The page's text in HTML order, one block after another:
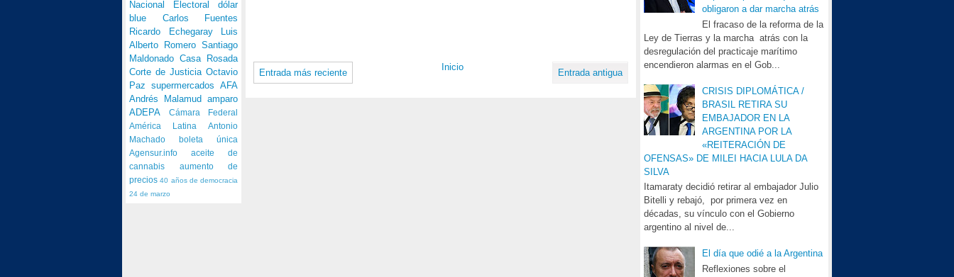
obligaron a dar marcha atrás
El fracaso de la reforma de la
Ley de Tierras y la marcha atrás con la
desregulación del practicaje marítimo
encendieron alarmas en el Gob...
CRISIS DIPLOMÁTICA /
BRASIL RETIRA SU
EMBAJADOR EN LA
ARGENTINA POR LA
«REITERACIÓN DE
OFENSAS» DE MILEI HACIA LULA DA
SILVA
Itamaraty decidió retirar al embajador Julio
Bitelli y rebajó, por primera vez en
décadas, su vínculo con el Gobierno
argentino al nivel de...
El día que odié a la Argentina
Reflexiones sobre el
Entrada más reciente Entrada antigua
Inicio
Nacional Electoral dólar
blue Carlos Fuentes
Ricardo Echegaray
Luis
Alberto Romero Santiago
Maldonado Casa Rosada
Corte de Justicia Octavio
Paz supermercados AFA
Andrés Malamud amparo
ADEPA
Cámara Federal
América Latina Antonio
Machado boleta única
Agensur.info aceite de
cannabis aumento de
precios40 años de democracia
24 de marzo